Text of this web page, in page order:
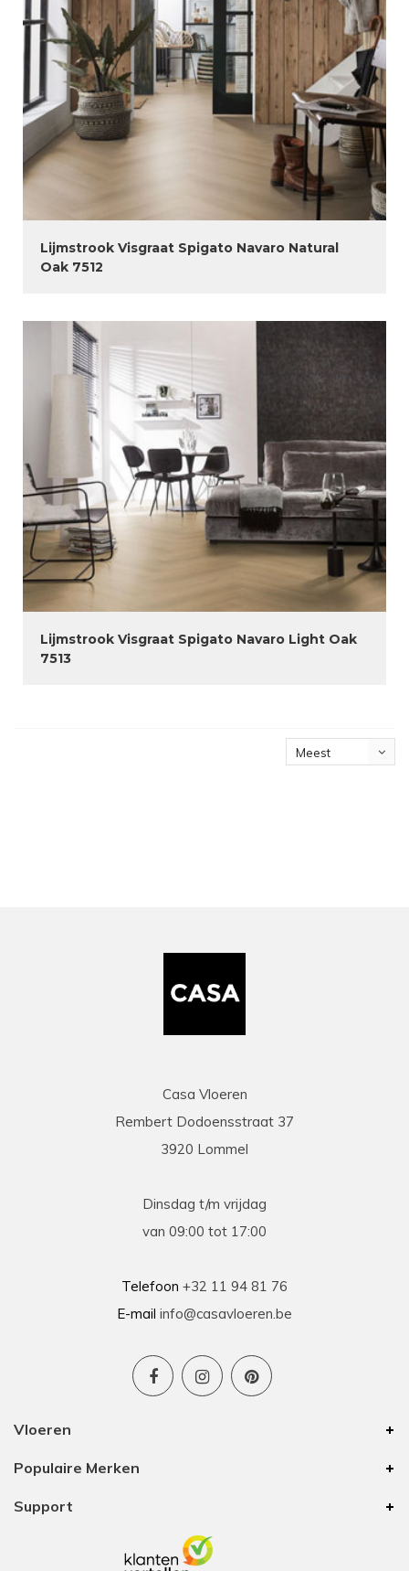
Lijmstrook Visgraat Spigato Navaro Natural
Oak 7512
Lijmstrook Visgraat Spigato Navaro Light Oak
7513
Meest
Casa Vloeren
Rembert Dodoensstraat 37
3920 Lommel
Dinsdag t/m vrijdag
van 09:00 tot 17:00
Telefoon +32 11 94 81 76
E-mail info@casavloeren.be
Vloeren
Populaire Merken
Support